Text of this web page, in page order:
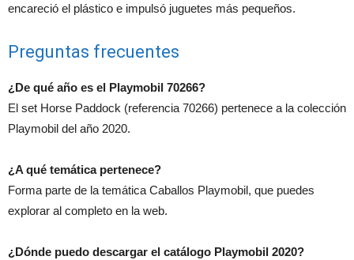
encareció el plástico e impulsó juguetes más pequeños.
Preguntas frecuentes
¿De qué año es el Playmobil 70266?
El set Horse Paddock (referencia 70266) pertenece a la colección
Playmobil del año 2020.
¿A qué temática pertenece?
Forma parte de la temática Caballos Playmobil, que puedes
explorar al completo en la web.
¿Dónde puedo descargar el catálogo Playmobil 2020?